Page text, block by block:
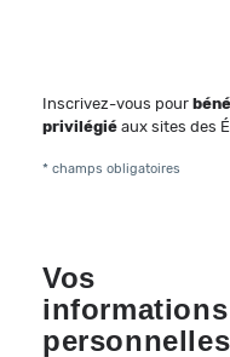
Mot de
Inscrivez-vous pour
privilégié aux sites des
* champs obligatoires
Vos
informations
personnelles